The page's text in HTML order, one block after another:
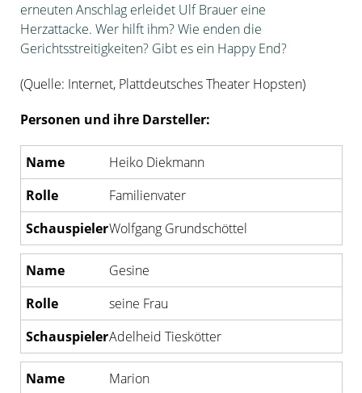
erneuten Anschlag erleidet Ulf Brauer eine
Herzattacke. Wer hilft ihm? Wie enden die
Gerichtsstreitigkeiten? Gibt es ein Happy End?
(Quelle: Internet, Plattdeutsches Theater Hopsten)
Personen und ihre Darsteller:
Heiko Diekmann
Familienvater
Wolfgang Grundschöttel
Gesine
seine Frau
Adelheid Tieskötter
Marion